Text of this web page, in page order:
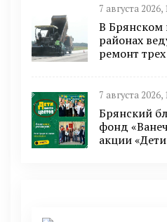
7 августа 2026,
В Брянском
районах
ремонт
7 августа 2026,
Брянский
фонд
акции